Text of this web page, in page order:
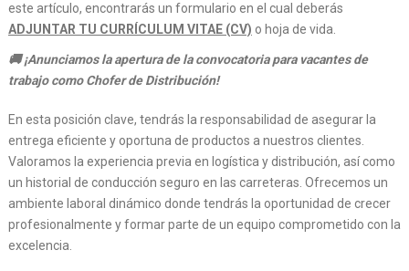
este artículo, encontrarás un formulario en el cual deberás
ADJUNTAR TU CURRÍCULUM VITAE (CV) o hoja de vida.
🚚 ¡Anunciamos la apertura de la convocatoria para vacantes de
trabajo como Chofer de Distribución!
En esta posición clave, tendrás la responsabilidad de asegurar la
entrega eficiente y oportuna de productos a nuestros clientes.
Valoramos la experiencia previa en logística y distribución, así como
un historial de conducción seguro en las carreteras. Ofrecemos un
ambiente laboral dinámico donde tendrás la oportunidad de crecer
profesionalmente y formar parte de un equipo comprometido con la
excelencia.